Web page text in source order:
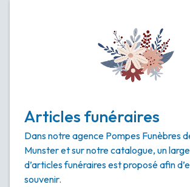
Articles funéraires
Dans notre agence Pompes Funèbres
Munster et sur notre catalogue, un
d’articles funéraires est proposé afin
souvenir.